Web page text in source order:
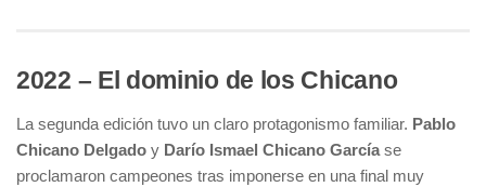
2022 – El dominio de los Chicano
La segunda edición tuvo un claro protagonismo familiar. Pablo
Chicano Delgado y Darío Ismael Chicano García se
proclamaron campeones tras imponerse en una final muy